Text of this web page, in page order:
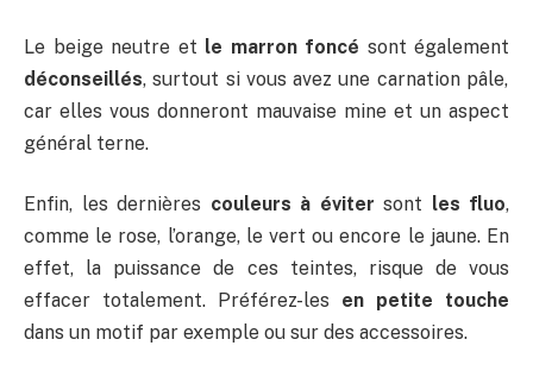
Le beige neutre et le marron foncé sont également
déconseillés, surtout si vous avez une carnation pâle,
car elles vous donneront mauvaise mine et un aspect
général terne.
Enfin, les dernières couleurs à éviter sont les fluo,
comme le rose, l’orange, le vert ou encore le jaune. En
effet, la puissance de ces teintes, risque de vous
effacer totalement. Préférez-les en petite touche
dans un motif par exemple ou sur des accessoires.